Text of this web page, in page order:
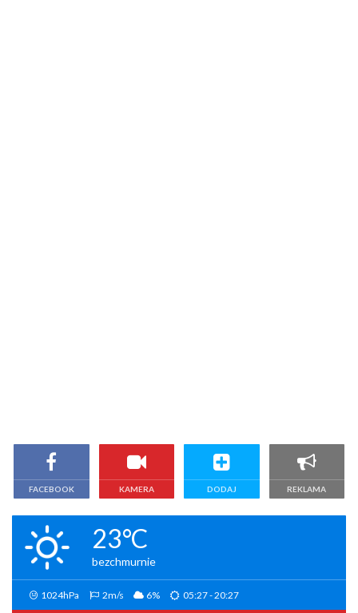
FACEBOOK KAMERA DODAJ REKLAMA
23°C
bezchmurnie
1024hPa 2m/s 6% 05:27 - 20:27